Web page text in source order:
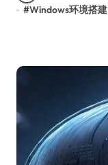
#Windows环境搭建